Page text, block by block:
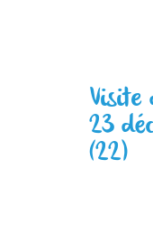
Visite
23
(22)